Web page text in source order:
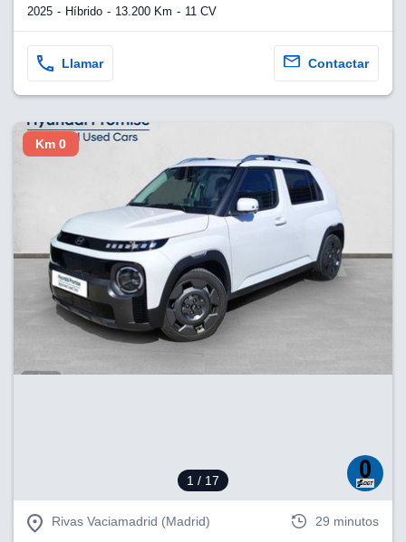
2025 Híbrido 13.200 Km 11 CV
Llamar Contactar
1 / 17
Km 0
Rivas Vaciamadrid (Madrid) 29 minutos